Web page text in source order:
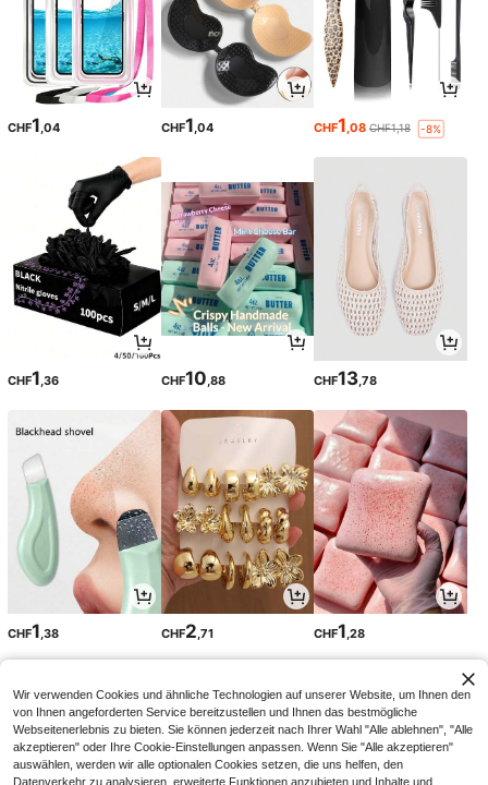
CHF1,04 CHF1,04 CHF1,08 CHF1,18 -8%
CHF1,36 CHF10,88 CHF13,78
CHF1,38 CHF2,71 CHF1,28
Wir verwenden Cookies und ähnliche Technologien auf unserer Website, um Ihnen den
von Ihnen angeforderten Service bereitzustellen und Ihnen das bestmögliche
Webseitenerlebnis zu bieten. Sie können jederzeit nach Ihrer Wahl "Alle ablehnen", "Alle
akzeptieren" oder Ihre Cookie-Einstellungen anpassen. Wenn Sie "Alle akzeptieren"
auswählen, werden wir alle optionalen Cookies setzen, die uns helfen, den
Datenverkehr zu analysieren, erweiterte Funktionen anzubieten und Inhalte und